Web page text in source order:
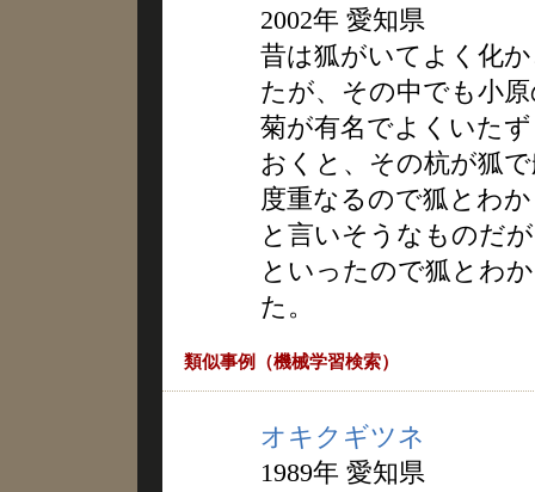
2002年 愛知県
昔は狐がいてよく化
たが、その中でも小
菊が有名でよくいた
おくと、その杭が狐
度重なるので狐とわ
と言いそうなものだ
といったので狐とわ
た。
類似事例（機械学習検索）
オキクギツネ
1989年 愛知県